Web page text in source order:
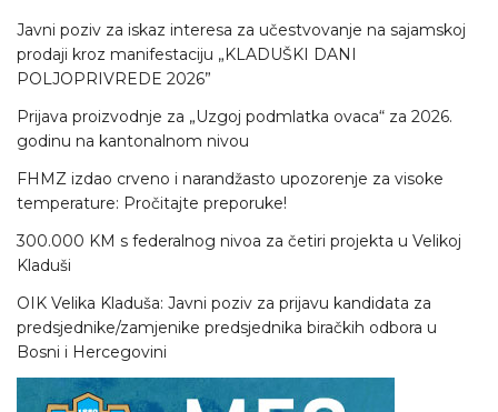
Javni poziv za iskaz interesa za učestvovanje na sajamskoj
prodaji kroz manifestaciju „KLADUŠKI DANI
POLJOPRIVREDE 2026”
Prijava proizvodnje za „Uzgoj podmlatka ovaca“ za 2026.
godinu na kantonalnom nivou
FHMZ izdao crveno i narandžasto upozorenje za visoke
temperature: Pročitajte preporuke!
300.000 KM s federalnog nivoa za četiri projekta u Velikoj
Kladuši
OIK Velika Kladuša: Javni poziv za prijavu kandidata za
predsjednike/zamjenike predsjednika biračkih odbora u
Bosni i Hercegovini